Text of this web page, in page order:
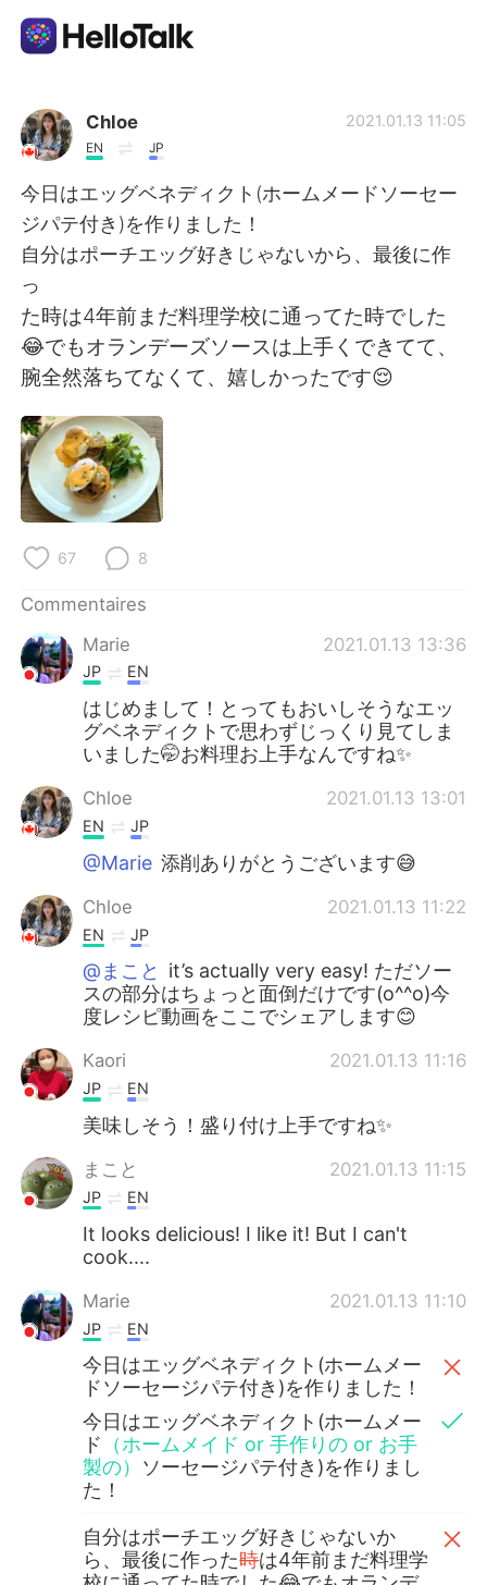
Appli d'échange linguistique
AI Grammar Checker
Français
English 简体中文
繁體中文 Español
العربية
日本語
Русский
Indonesia
Türkçe
Português
Chloe
EN JP
2021.01.13 11:05
今日はエッグベネディクト(ホームメードソーセー
ジパテ付き)を作りました！
自分はポーチエッグ好きじゃないから、最後に作
っ
た時は4年前まだ料理学校に通ってた時でした
😂でもオランデーズソースは上手くできてて、
腕全然落ちてなくて、嬉しかったです😌
67 8
Commentaires
Marie
2021.01.13 13:36
JP EN
はじめまして！とってもおいしそうなエッ
グベネディクトで思わずじっくり見てしま
いました🤭お料理お上手なんですね✨
Chloe 2021.01.13 13:01
EN JP
@Marie 添削ありがとうございます😅
Chloe 2021.01.13 11:22
EN JP
@まこと
it’s actually very easy! ただソー
スの部分はちょっと面倒だけです(o^^o)今
度レシピ動画をここでシェアします😊
Kaori 2021.01.13 11:16
JP EN
美味しそう！盛り付け上手ですね✨
まこと 2021.01.13 11:15
JP EN
It looks delicious! I like it! But I can't
cook....
Marie 2021.01.13 11:10
JP EN
今日はエッグベネディクト(ホームメー
ドソーセージパテ付き)を作りました！
今日はエッグベネディクト(ホームメー
ド
（ホームメイド or 手作りの or お手
製の） ソーセージパテ付き)を作りまし
た！
自分はポーチエッグ好きじゃないか
ら、最後に作った時は4年前まだ料理学